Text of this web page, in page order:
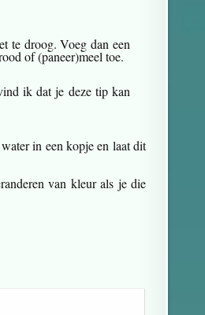
te droog. Voeg dan een
of (paneer)meel toe.
ik dat je deze tip kan
in een kopje en laat dit
van kleur als je die